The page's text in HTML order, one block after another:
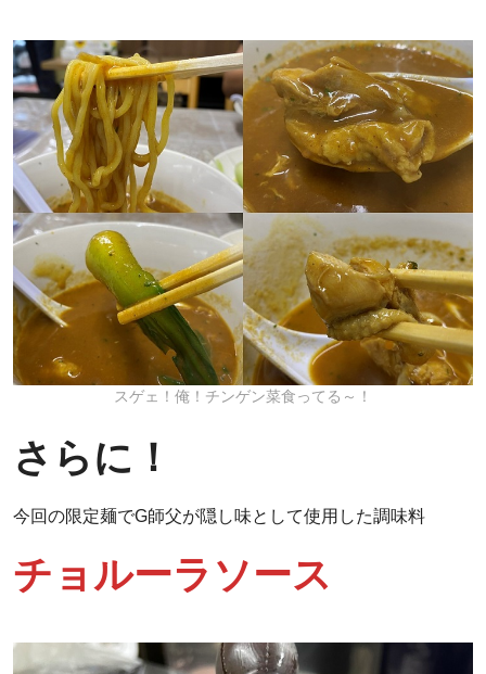
スゲェ！俺！チンゲン菜食ってる～！
さらに！
今回の限定麺でG師父が隠し味として使用した調味料
チョルーラソース